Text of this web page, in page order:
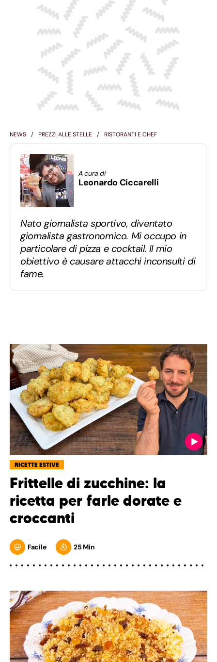
NEWS PREZZI ALLE STELLE RISTORANTI E CHEF
A cura di
Leonardo Ciccarelli
Nato giornalista sportivo, diventato
giornalista gastronomico. Mi occupo in
particolare di pizza e cocktail. Il mio
obiettivo è causare attacchi inconsulti di
fame.
RICETTE ESTIVE
Frittelle di zucchine: la
ricetta per farle dorate e
croccanti
Facile 25 Min